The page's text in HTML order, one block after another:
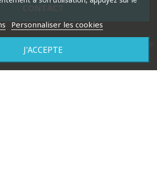
Personnaliser les cookies
J'ACCEPTE
site internet Produweb™